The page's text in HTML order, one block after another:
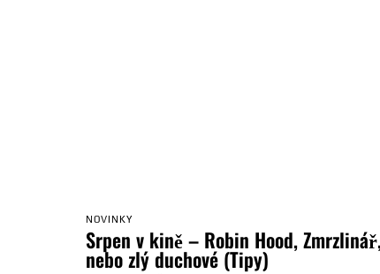
NOVINKY
Srpen v kině – Robin Hood,
nebo zlý duchové (Tipy)